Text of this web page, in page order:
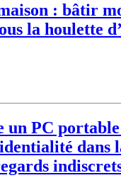
: bâtir
la houlette
un PC
dans